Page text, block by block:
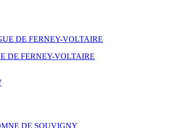
DE FERNEY-VOLTAIRE